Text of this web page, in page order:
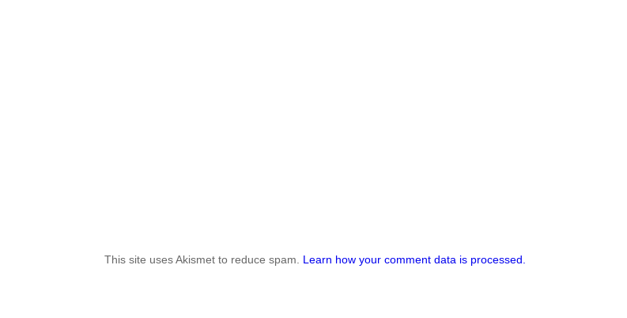
This site uses Akismet to reduce spam. Learn how your comment data is processed.